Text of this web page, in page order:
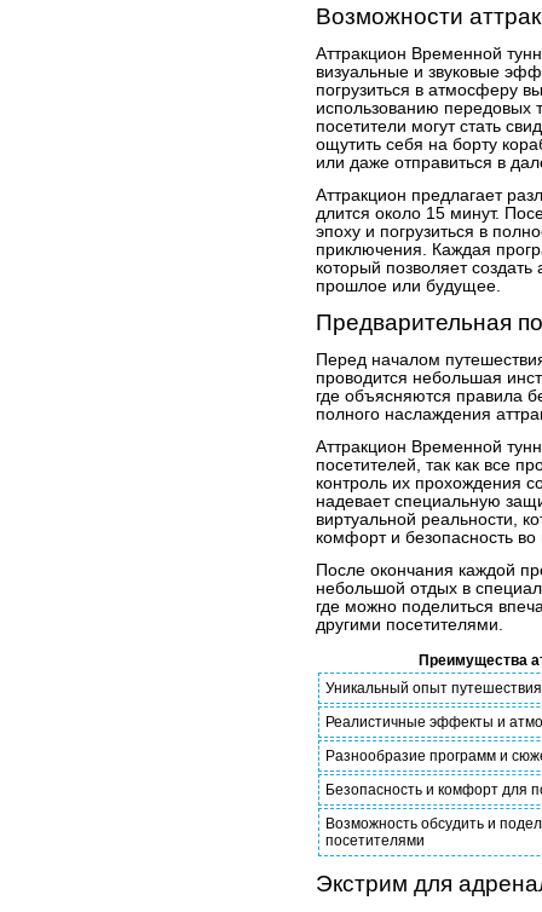
Возможности
Аттракцион Временной
визуальные и звуковые
погрузиться в атмосферу
использованию передовых
посетители могут стать
ощутить себя на борту
или даже отправиться в
Аттракцион предлагает
длится около 15 минут.
эпоху и погрузиться в
приключения. Каждая
который позволяет
прошлое или будущее.
Предварительная
Перед началом
проводится небольшая
где объясняются правила
полного наслаждения
Аттракцион Временной
посетителей, так как все
контроль их прохождения
надевает специальную
виртуальной реальности,
комфорт и безопасность
После окончания каждой
небольшой отдых в
где можно поделиться
другими посетителями.
Преимущества
Уникальный опыт
Реалистичные эффекты и
Разнообразие программ и
Безопасность и комфорт для
Возможность обсудить и
посетителями
Экстрим для